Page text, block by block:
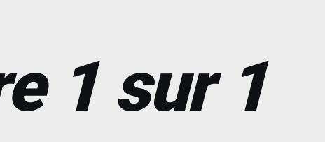
1 sur 1